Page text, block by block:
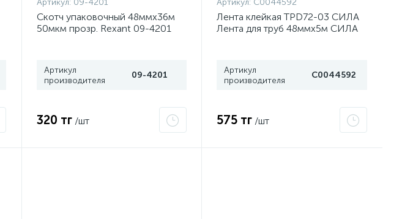
Артикул: 09-4201
Скотч упаковочный 48ммx36м
50мкм прозр. Rexant 09-4201
Артикул
производителя
09-4201
320 тг /шт
Артикул: C0044592
Лента клейкая TPD72-03 СИЛА
Лента для труб 48ммх5м СИЛА
Артикул
производителя
C0044592
575 тг /шт